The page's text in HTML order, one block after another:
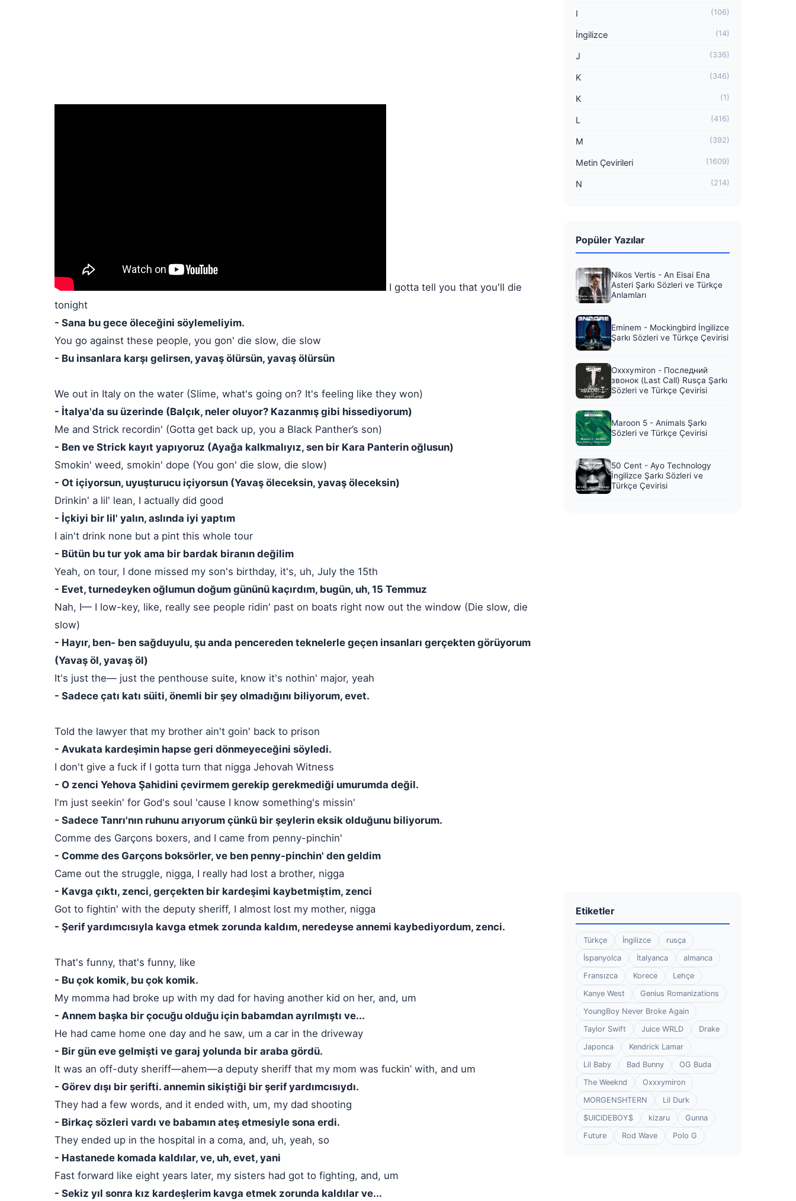
I gotta tell you that you'll die
tonight
- Sana bu gece öleceğini söylemeliyim.
You go against these people, you gon' die slow, die slow
- Bu insanlara karşı gelirsen, yavaş ölürsün, yavaş ölürsün
We out in Italy on the water (Slime, what's going on? It's feeling like they won)
- İtalya'da su üzerinde (Balçık, neler oluyor? Kazanmış gibi hissediyorum)
Me and Strick recordin' (Gotta get back up, you a Black Panther’s son)
- Ben ve Strick kayıt yapıyoruz (Ayağa kalkmalıyız, sen bir Kara Panterin oğlusun)
Smokin' weed, smokin' dope (You gon' die slow, die slow)
- Ot içiyorsun, uyuşturucu içiyorsun (Yavaş öleceksin, yavaş öleceksin)
Drinkin' a lil' lean, I actually did good
- İçkiyi bir lil' yalın, aslında iyi yaptım
I ain't drink none but a pint this whole tour
- Bütün bu tur yok ama bir bardak biranın değilim
Yeah, on tour, I done missed my son's birthday, it's, uh, July the 15th
- Evet, turnedeyken oğlumun doğum gününü kaçırdım, bugün, uh, 15 Temmuz
Nah, I— I low-key, like, really see people ridin' past on boats right now out the window (Die slow, die
slow)
- Hayır, ben- ben sağduyulu, şu anda pencereden teknelerle geçen insanları gerçekten görüyorum
(Yavaş öl, yavaş öl)
It's just the— just the penthouse suite, know it's nothin' major, yeah
- Sadece çatı katı süiti, önemli bir şey olmadığını biliyorum, evet.
Told the lawyer that my brother ain't goin' back to prison
- Avukata kardeşimin hapse geri dönmeyeceğini söyledi.
I don't give a fuck if I gotta turn that nigga Jehovah Witness
- O zenci Yehova Şahidini çevirmem gerekip gerekmediği umurumda değil.
I'm just seekin' for God's soul 'cause I know something's missin'
- Sadece Tanrı'nın ruhunu arıyorum çünkü bir şeylerin eksik olduğunu biliyorum.
Comme des Garçons boxers, and I came from penny-pinchin'
- Comme des Garçons boksörler, ve ben penny-pinchin' den geldim
Came out the struggle, nigga, I really had lost a brother, nigga
- Kavga çıktı, zenci, gerçekten bir kardeşimi kaybetmiştim, zenci
Got to fightin' with the deputy sheriff, I almost lost my mother, nigga
- Şerif yardımcısıyla kavga etmek zorunda kaldım, neredeyse annemi kaybediyordum, zenci.
That's funny, that's funny, like
- Bu çok komik, bu çok komik.
My momma had broke up with my dad for having another kid on her, and, um
- Annem başka bir çocuğu olduğu için babamdan ayrılmıştı ve...
He had came home one day and he saw, um a car in the driveway
- Bir gün eve gelmişti ve garaj yolunda bir araba gördü.
It was an off-duty sheriff—ahem—a deputy sheriff that my mom was fuckin’ with, and um
- Görev dışı bir şerifti. annemin sikiştiği bir şerif yardımcısıydı.
They had a few words, and it ended with, um, my dad shooting
- Birkaç sözleri vardı ve babamın ateş etmesiyle sona erdi.
They ended up in the hospital in a coma, and, uh, yeah, so
- Hastanede komada kaldılar, ve, uh, evet, yani
Fast forward like eight years later, my sisters had got to fighting, and, um
- Sekiz yıl sonra kız kardeşlerim kavga etmek zorunda kaldılar ve...
I (106)
İngilizce (14)
J (336)
K (346)
K (1)
L (416)
M (392)
Metin Çevirileri (1609)
N (214)
Popüler Yazılar
Nikos Vertis - An Eisai Ena
Asteri Şarkı Sözleri ve Türkçe
Anlamları
Eminem - Mockingbird İngilizce
Şarkı Sözleri ve Türkçe Çevirisi
Oxxxymiron - Последний
звонок (Last Call) Rusça Şarkı
Sözleri ve Türkçe Çevirisi
Maroon 5 - Animals Şarkı
Sözleri ve Türkçe Çevirisi
50 Cent - Ayo Technology
İngilizce Şarkı Sözleri ve
Türkçe Çevirisi
Etiketler
Türkçe İngilizce
rusça
İspanyolca
İtalyanca
almanca
Fransızca
Korece
Lehçe
Kanye West
Genius Romanizations
YoungBoy Never Broke Again
Taylor Swift
Juice WRLD
Drake
Japonca
Kendrick Lamar
Lil Baby
Bad Bunny
OG Buda
The Weeknd
Oxxxymiron
MORGENSHTERN
Lil Durk
$UICIDEBOY$
kizaru
Gunna
Future
Rod Wave Polo G